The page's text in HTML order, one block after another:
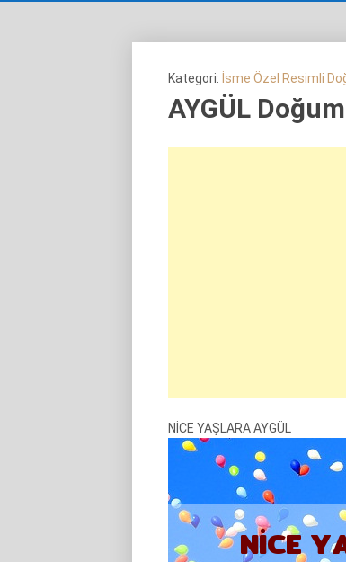
Kategori: İsme Özel Resimli
AYGÜL
NİCE YAŞLARA AYGÜL